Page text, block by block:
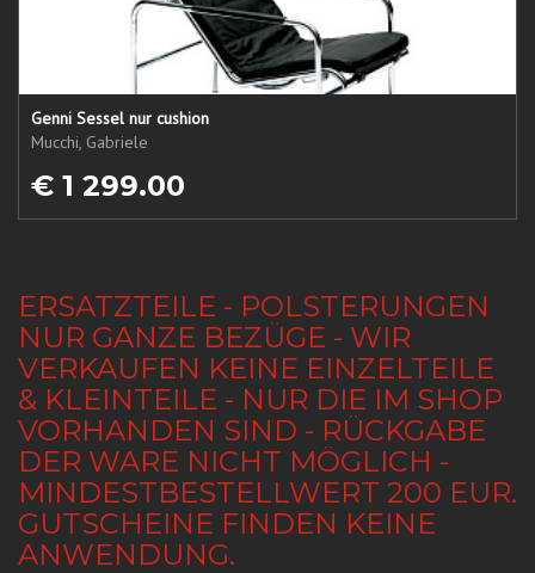
Genni Sessel nur cushion
Mucchi, Gabriele
€ 1 299.00
ERSATZTEILE - POLSTERUNGEN
NUR GANZE BEZÜGE - WIR
VERKAUFEN KEINE EINZELTEILE
& KLEINTEILE - NUR DIE IM SHOP
VORHANDEN SIND - RÜCKGABE
DER WARE NICHT MÖGLICH -
MINDESTBESTELLWERT 200 EUR.
GUTSCHEINE FINDEN KEINE
ANWENDUNG.